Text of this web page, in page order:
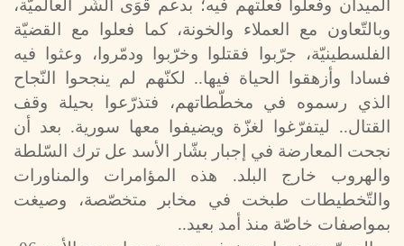
الميدان وفعلوا فعلتهم فيه؛ بدعم قُوَى الشّر العالميّة،
وبالتّعاون مع العملاء والخونة، كما فعلوا مع القضيّة
الفلسطينيّة، جرّبوا فقتلوا وخرّبوا ودمّروا، وعثوا فيه
فسادا وأزهقوا الحياة فيها.. لكنّهم لم ينجحوا النّجاح
الذي رسموه في مخطّطاتهم، فتذرّعوا بحيلة وقف
القتال.. ليتفرّغوا لغزّة ويضيفوا معها سورية. بعد أن
نجحت المعارضة في إجبار بشّار الأسد عل ترك السّلطة
والهروب خارج البلد. هذه المؤامرات والمناورات
والتّخطيطات طبخت في مخابر متخصّصة، وصيغت
بمواصفات خاصّة منذ أمد بعيد..